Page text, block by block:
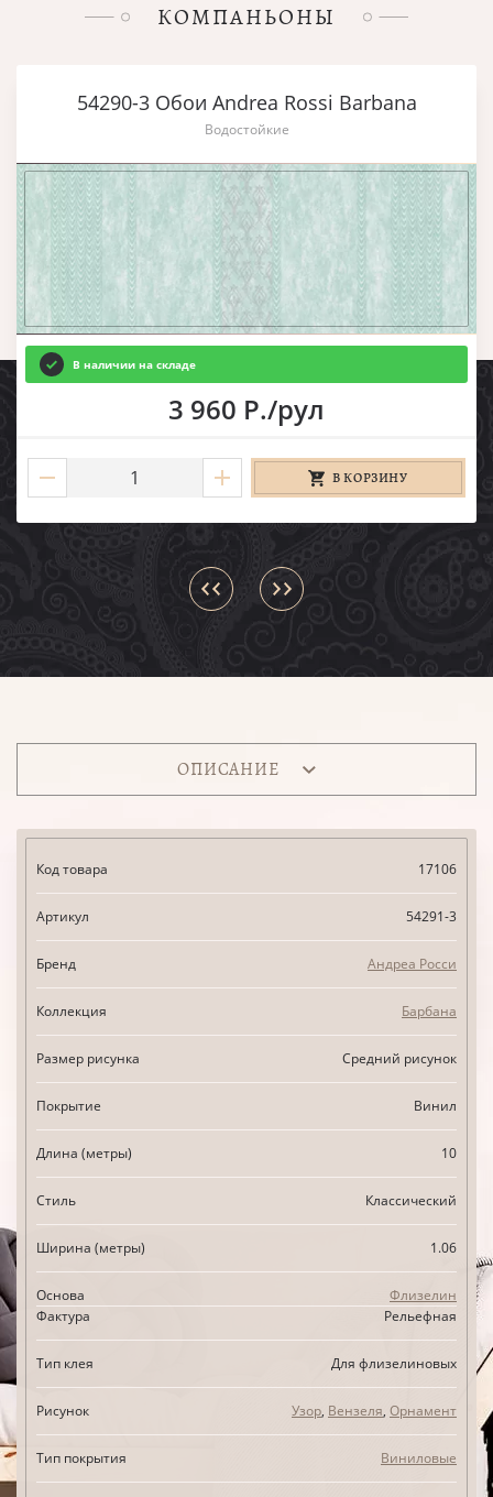
КОМПАНЬОНЫ
54290-3 Обои Andrea Rossi Barbana
Водостойкие
В наличии на складе
3 960 Р./рул
В КОРЗИНУ
ОПИСАНИЕ
Код товара 17106
Артикул 54291-3
Бренд Андреа Росси
Коллекция Барбана
Размер рисунка Средний рисунок
Покрытие Винил
Длина (метры) 10
Стиль Классический
Ширина (метры) 1.06
Основа
Флизелин
Фактура
Рельефная
Тип клея Для флизелиновых
Рисунок Узор, Вензеля, Орнамент
Тип покрытия Виниловые